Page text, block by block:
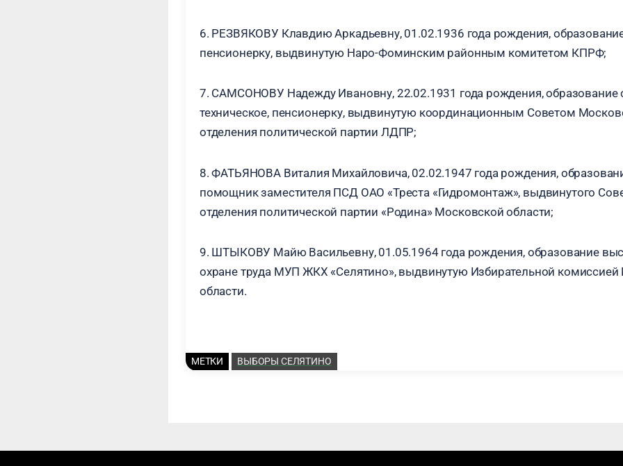
6. РЕЗВЯКОВУ Клавдию Аркадьевну, 01.02.1936 года рождения,
пенсионерку, выдвинутую Наро-Фоминским районным комитетом КПРФ;
7. САМСОНОВУ Надежду Ивановну, 22.02.1931 года рождения, образование
техническое, пенсионерку, выдвинутую координационным Советом
отделения политической партии ЛДПР;
8. ФАТЬЯНОВА Виталия Михайловича, 02.02.1947 года рождения,
помощник заместителя ПСД ОАО «Треста «Гидромонтаж», выдвинутого
отделения политической партии «Родина» Московской области;
9. ШТЫКОВУ Майю Васильевну, 01.05.1964 года рождения, образование
охране труда МУП ЖКХ «Селятино», выдвинутую Избирательной
области.
МЕТКИ ВЫБОРЫ СЕЛЯТИНО